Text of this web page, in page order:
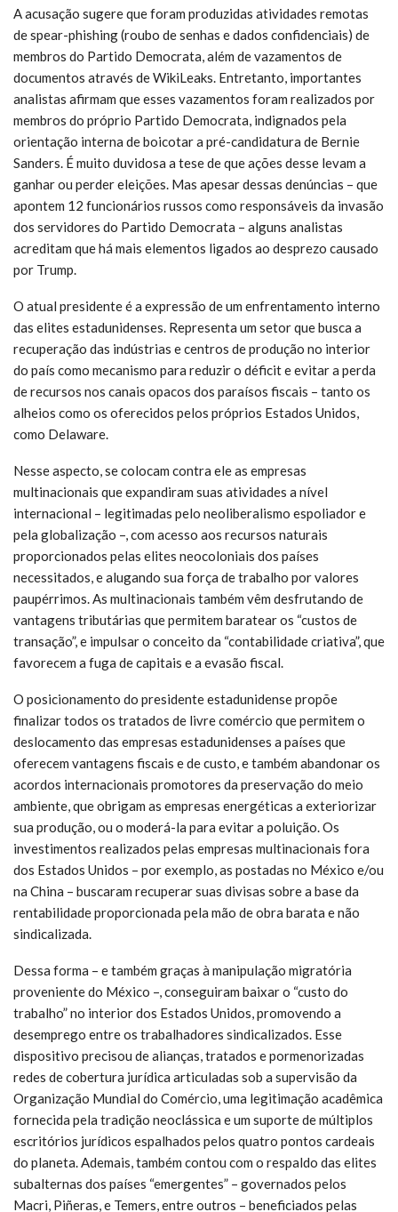
A acusação sugere que foram produzidas atividades remotas
de spear-phishing (roubo de senhas e dados confidenciais) de
membros do Partido Democrata, além de vazamentos de
documentos através de WikiLeaks. Entretanto, importantes
analistas afirmam que esses vazamentos foram realizados por
membros do próprio Partido Democrata, indignados pela
orientação interna de boicotar a pré-candidatura de Bernie
Sanders. É muito duvidosa a tese de que ações desse levam a
ganhar ou perder eleições. Mas apesar dessas denúncias – que
apontem 12 funcionários russos como responsáveis da invasão
dos servidores do Partido Democrata – alguns analistas
acreditam que há mais elementos ligados ao desprezo causado
por Trump.
O atual presidente é a expressão de um enfrentamento interno
das elites estadunidenses. Representa um setor que busca a
recuperação das indústrias e centros de produção no interior
do país como mecanismo para reduzir o déficit e evitar a perda
de recursos nos canais opacos dos paraísos fiscais – tanto os
alheios como os oferecidos pelos próprios Estados Unidos,
como Delaware.
Nesse aspecto, se colocam contra ele as empresas
multinacionais que expandiram suas atividades a nível
internacional – legitimadas pelo neoliberalismo espoliador e
pela globalização –, com acesso aos recursos naturais
proporcionados pelas elites neocoloniais dos países
necessitados, e alugando sua força de trabalho por valores
paupérrimos. As multinacionais também vêm desfrutando de
vantagens tributárias que permitem baratear os “custos de
transação”, e impulsar o conceito da “contabilidade criativa”, que
favorecem a fuga de capitais e a evasão fiscal.
O posicionamento do presidente estadunidense propõe
finalizar todos os tratados de livre comércio que permitem o
deslocamento das empresas estadunidenses a países que
oferecem vantagens fiscais e de custo, e também abandonar os
acordos internacionais promotores da preservação do meio
ambiente, que obrigam as empresas energéticas a exteriorizar
sua produção, ou o moderá-la para evitar a poluição. Os
investimentos realizados pelas empresas multinacionais fora
dos Estados Unidos – por exemplo, as postadas no México e/ou
na China – buscaram recuperar suas divisas sobre a base da
rentabilidade proporcionada pela mão de obra barata e não
sindicalizada.
Dessa forma – e também graças à manipulação migratória
proveniente do México –, conseguiram baixar o “custo do
trabalho” no interior dos Estados Unidos, promovendo a
desemprego entre os trabalhadores sindicalizados. Esse
dispositivo precisou de alianças, tratados e pormenorizadas
redes de cobertura jurídica articuladas sob a supervisão da
Organização Mundial do Comércio, uma legitimação acadêmica
fornecida pela tradição neoclássica e um suporte de múltiplos
escritórios jurídicos espalhados pelos quatro pontos cardeais
do planeta. Ademais, também contou com o respaldo das elites
subalternas dos países “emergentes” – governados pelos
Macri, Piñeras, e Temers, entre outros – beneficiados pelas